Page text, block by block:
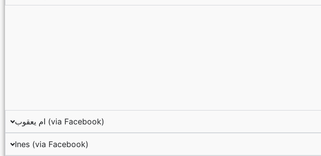
ام يعقوب (via Facebook)
Ines (via Facebook)